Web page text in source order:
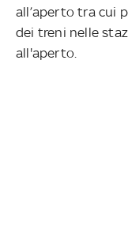
all’aperto tra cui
dei treni nelle
all'aperto.